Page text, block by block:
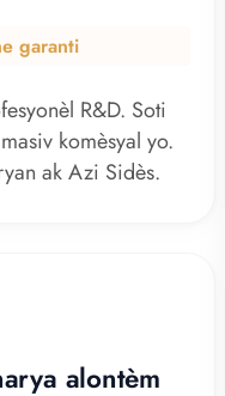
garanti
R&D. Soti
komèsyal yo.
ak Azi Sidès.
alontèm